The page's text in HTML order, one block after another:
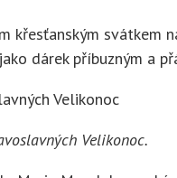
křesťanským svátkem
dárek příbuzným a
Velikonoc.